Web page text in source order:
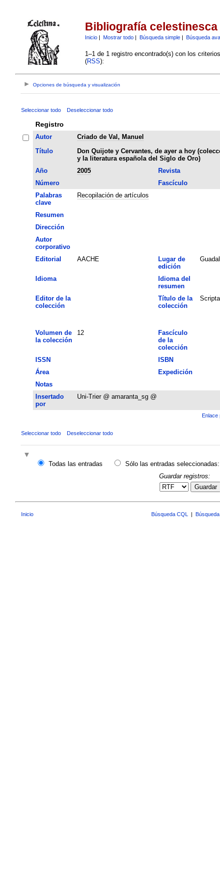
Bibliografía celestinesca
Inicio| Mostrar todo| Búsqueda simple| Búsqueda
1–1 de 1 registro encontrado(s) con los
(RSS):
Opciones de búsqueda y visualización
Seleccionar todo Deseleccionar todo
Registro
Autor
Criado de Val, Manuel
Título
Don Quijote y Cervantes, de ayer a hoy
y la literatura española del Siglo de Oro)
Año
2005
Revista
Número
Fascículo
Palabras
clave
Recopilación de artículos
Resumen
Dirección
Autor
corporativo
Editorial
AACHE
Lugar de
edición
Idioma
Idioma del
resumen
Editor de la
colección
Título de la
colección
Volumen de
la colección
12
Fascículo
de la
colección
ISSN
ISBN
Área
Expedición
Notas
Insertado
por
Uni-Trier @ amaranta_sg @
Enlace
Seleccionar todo Deseleccionar todo
Todas las entradas
Sólo las entradas seleccionadas:
Guardar registros:
Guardar
Inicio Búsqueda CQL